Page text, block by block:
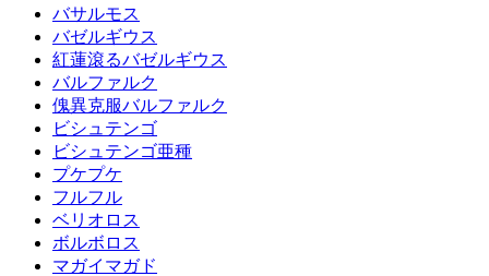
バサルモス
バゼルギウス
紅蓮滾るバゼルギウス
バルファルク
傀異克服バルファルク
ビシュテンゴ
ビシュテンゴ亜種
プケプケ
フルフル
ベリオロス
ボルボロス
マガイマガド